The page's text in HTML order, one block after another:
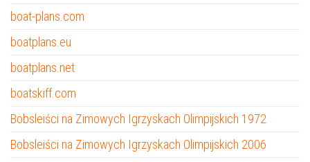
boat-plans.com
boatplans.eu
boatplans.net
boatskiff.com
Bobsleiści na Zimowych Igrzyskach Olimpijskich 1972
Bobsleiści na Zimowych Igrzyskach Olimpijskich 2006